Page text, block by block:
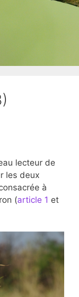
lecteur de
les deux
à
(article 1 et